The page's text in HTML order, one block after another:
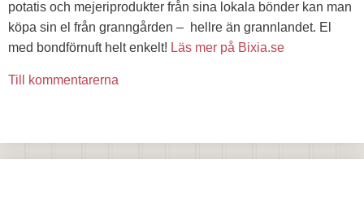
potatis och mejeriprodukter från sina lokala bönder kan man
köpa sin el från granngården – hellre än grannlandet. El
med bondförnuft helt enkelt! Läs mer på Bixia.se
Till kommentarerna